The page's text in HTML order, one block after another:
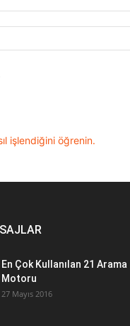
işlendiğini öğrenin.
En Çok Kullanılan 21 Arama
Motoru
27 Mayıs 2016